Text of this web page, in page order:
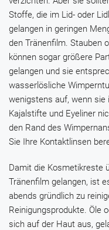
Stoffe, die im Lid- oder
gelangen in geringen
den Tränenfilm. Stauben
können sogar größere
gelangen und sie
wasserlösliche
wenigstens auf, wenn sie
Kajalstifte und Eyeliner
den Rand des
Sie Ihre Kontaktlinsen
Damit die Kosmetikreste
Tränenfilm gelangen, ist
abends gründlich zu
Reinigungsprodukte. Öle
sich auf der Haut aus,